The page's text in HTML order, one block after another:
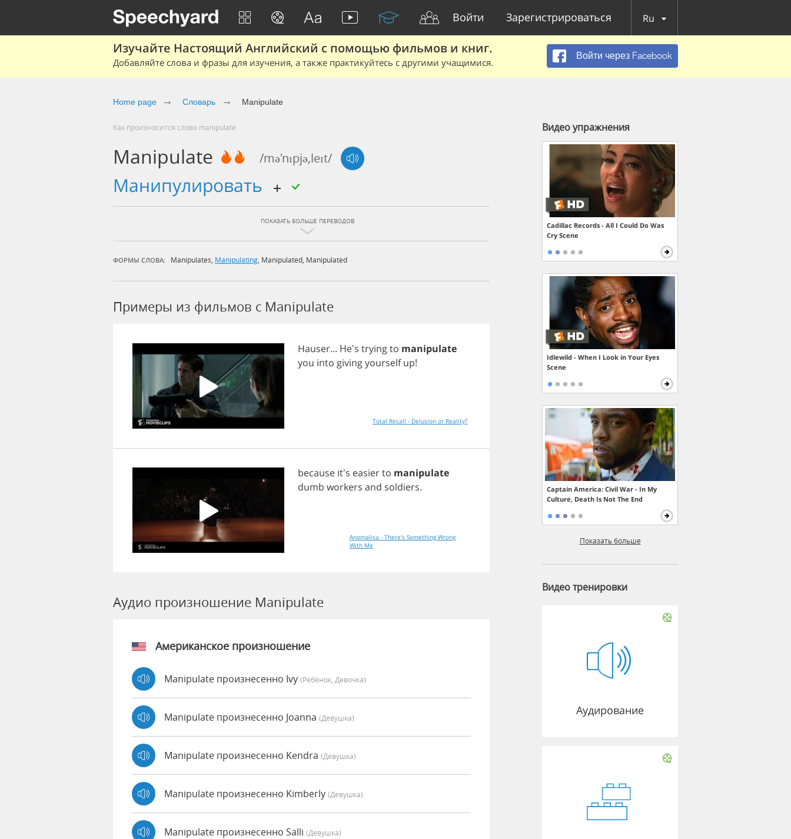
Войти Зарегистрироваться Ru
Изучайте Настоящий Английский с помощью фильмов и книг.
Добавляйте слова и фразы для изучения, а также практикуйтесь с другими учащимися.
Войти через Facebook
Home page Словарь Manipulate
Как произносится слово manipulate
Manipulate /mə'nɪpjə,leɪt/
манипулировать
ПОКАЗАТЬ БОЛЬШЕ ПЕРЕВОДОВ
ФОРМЫ СЛОВА: Manipulates Manipulating Manipulated Manipulated
Примеры из фильмов c Manipulate
Hauser... He's tryingto manipulate
you into givingyourself up!
Total Recall - Delusion or Reality?
because it's easierto manipulate
dumb workers and soldiers.
Anomalisa - There's Something Wrong
With Me
Аудио произношение Manipulate
Американское произношение
Manipulate произнесенно Ivy (Ребёнок, Девочка)
Manipulate произнесенно Joanna (девушка)
Manipulate произнесенно Kendra (девушка)
Manipulate произнесенно Kimberly (девушка)
Manipulate произнесенно Salli (девушка)
Видео упражнения
Cadillac Records - All I Could Do Was
Cry Scene
Idlewild - When I Look in Your Eyes
Scene
Captain America: Civil War - In My
Culture, Death Is Not The End
Показать больше
Видео тренировки
Аудирование